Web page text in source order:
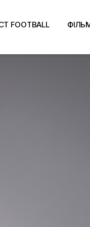
FOOTBALL